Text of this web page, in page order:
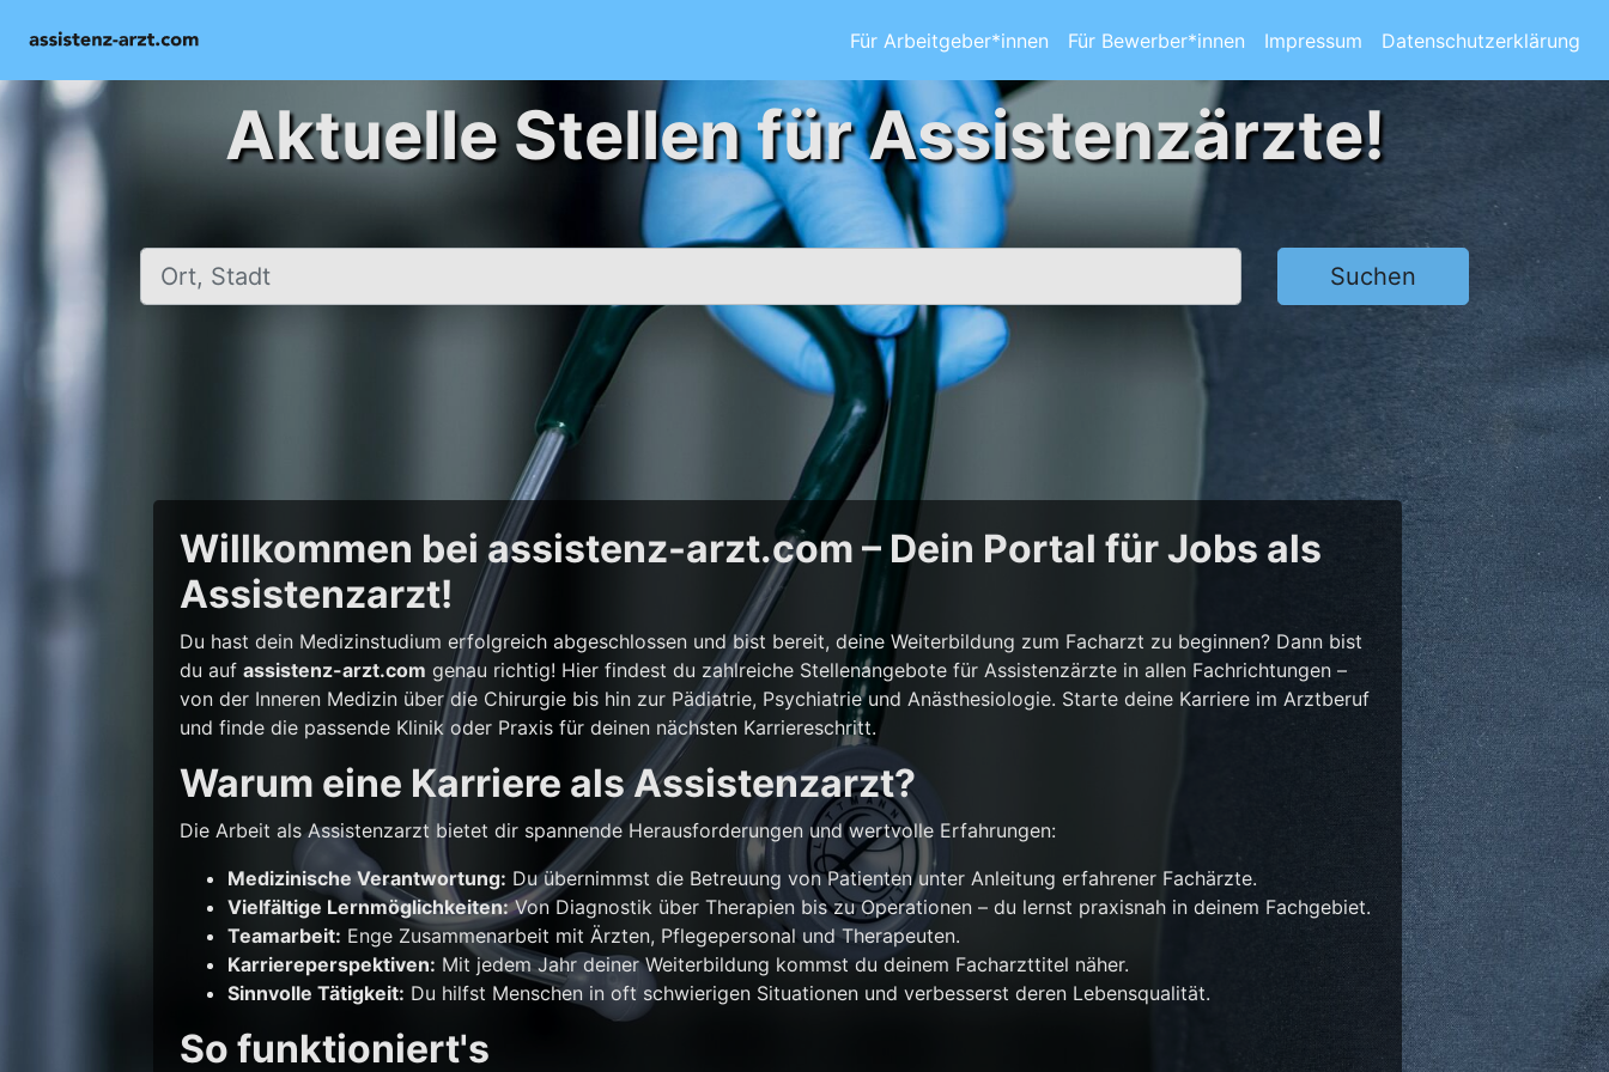
Für Arbeitgeber*innen Für Bewerber*innen Impressum Datenschutzerklärung
Aktuelle Stellen für Assistenzärzte!
Ort, Stadt Suchen
Willkommen bei assistenz-arzt.com – Dein Portal für Jobs als
Assistenzarzt!
Du hast dein Medizinstudium erfolgreich abgeschlossen und bist bereit, deine Weiterbildung zum Facharzt zu beginnen? Dann bist
du aufassistenz-arzt.com genau richtig! Hier findest du zahlreiche Stellenangebote für Assistenzärzte in allen Fachrichtungen –
von der Inneren Medizin über die Chirurgie bis hin zur Pädiatrie, Psychiatrie und Anästhesiologie. Starte deine Karriere im Arztberuf
und finde die passende Klinik oder Praxis für deinen nächsten Karriereschritt.
Warum eine Karriere als Assistenzarzt?
Die Arbeit als Assistenzarzt bietet dir spannende Herausforderungen und wertvolle Erfahrungen:
Medizinische Verantwortung: Du übernimmst die Betreuung von Patienten unter Anleitung erfahrener Fachärzte.
Vielfältige Lernmöglichkeiten:Von Diagnostik über Therapien bis zu Operationen – du lernst praxisnah in deinem Fachgebiet.
Teamarbeit: Enge Zusammenarbeit mit Ärzten, Pflegepersonal und Therapeuten.
Karriereperspektiven: Mit jedem Jahr deiner Weiterbildung kommst du deinem Facharzttitel näher.
Sinnvolle Tätigkeit: Du hilfst Menschen in oft schwierigen Situationen und verbesserst deren Lebensqualität.
So funktioniert's